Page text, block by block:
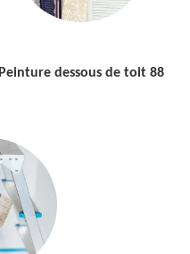
Peinture dessous de toit 88